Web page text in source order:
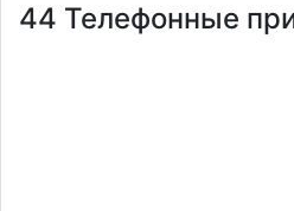
44 Телефонные